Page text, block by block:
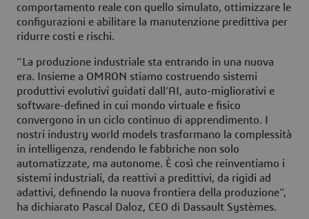
comportamento reale con quello simulato, ottimizzare le
configurazioni e abilitare la manutenzione predittiva per
ridurre costi e rischi.
“La produzione industriale sta entrando in una nuova
era. Insieme a OMRON stiamo costruendo sistemi
produttivi evolutivi guidati dall’AI, auto-migliorativi e
software-defined in cui mondo virtuale e fisico
convergono in un ciclo continuo di apprendimento. I
nostri industry world models trasformano la complessità
in intelligenza, rendendo le fabbriche non solo
automatizzate, ma autonome. È così che reinventiamo i
sistemi industriali, da reattivi a predittivi, da rigidi ad
adattivi, definendo la nuova frontiera della produzione”,
ha dichiarato Pascal Daloz, CEO di Dassault Systèmes.